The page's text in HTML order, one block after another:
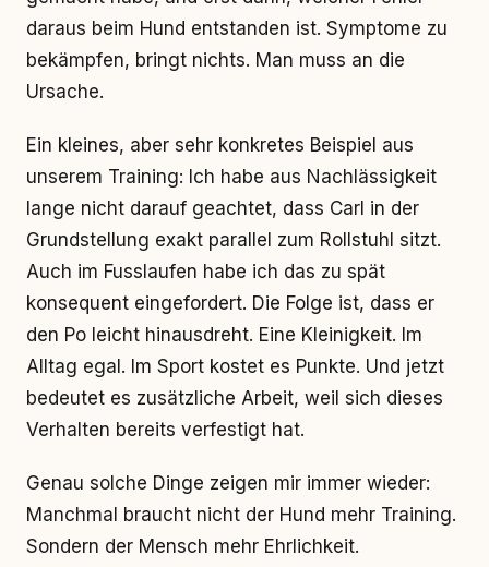
daraus beim Hund entstanden ist. Symptome zu
bekämpfen, bringt nichts. Man muss an die
Ursache.
Ein kleines, aber sehr konkretes Beispiel aus
unserem Training: Ich habe aus Nachlässigkeit
lange nicht darauf geachtet, dass Carl in der
Grundstellung exakt parallel zum Rollstuhl sitzt.
Auch im Fusslaufen habe ich das zu spät
konsequent eingefordert. Die Folge ist, dass er
den Po leicht hinausdreht. Eine Kleinigkeit. Im
Alltag egal. Im Sport kostet es Punkte. Und jetzt
bedeutet es zusätzliche Arbeit, weil sich dieses
Verhalten bereits verfestigt hat.
Genau solche Dinge zeigen mir immer wieder:
Manchmal braucht nicht der Hund mehr Training.
Sondern der Mensch mehr Ehrlichkeit.